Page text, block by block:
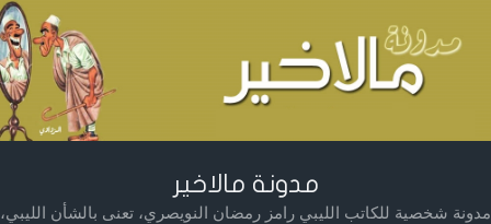
مدونة مالاخير
مدونة شخصية للكاتب الليبي رامز رمضان النويصري، تعنى بالشأن الليبي،